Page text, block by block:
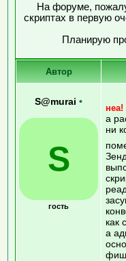
На форуме,
скриптах в первую
Планирую
Автор
S@murai •
S
гость
неа!
а
ни
как
а